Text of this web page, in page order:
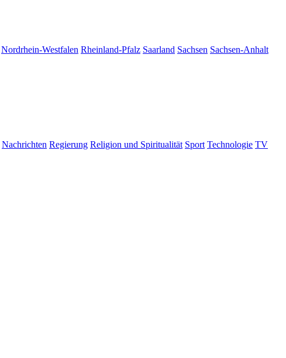
Nordrhein-Westfalen Rheinland-Pfalz Saarland Sachsen Sachsen-Anhalt
Nachrichten Regierung Religion und Spiritualität Sport Technologie TV